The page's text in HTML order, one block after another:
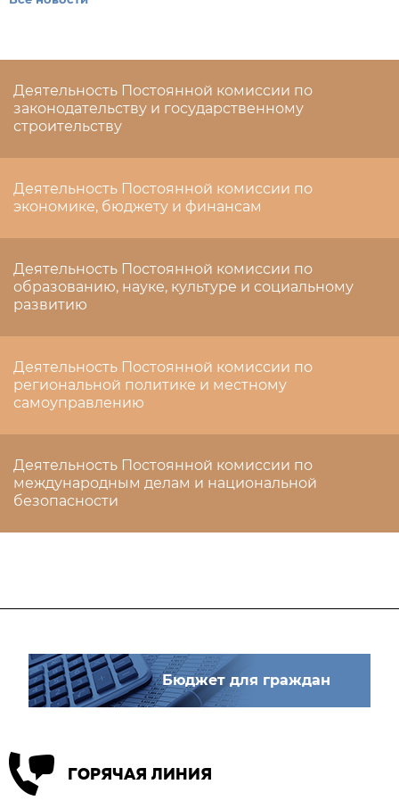
Деятельность Постоянной комиссии по
законодательству и государственному
строительству
Деятельность Постоянной комиссии по
экономике, бюджету и финансам
Деятельность Постоянной комиссии по
образованию, науке, культуре и социальному
развитию
Деятельность Постоянной комиссии по
региональной политике и местному
самоуправлению
Деятельность Постоянной комиссии по
международным делам и национальной
безопасности
Бюджет для граждан
ГОРЯЧАЯ ЛИНИЯ